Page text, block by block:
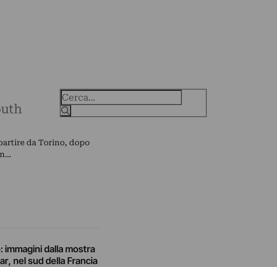
da Torino, dopo
immagini dalla mostra
nel sud della Francia